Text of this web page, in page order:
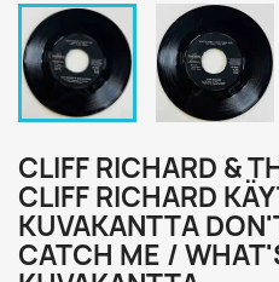
CLIFF RICHARD &
CLIFF RICHARD
KUVAKANTTA
CATCH ME /